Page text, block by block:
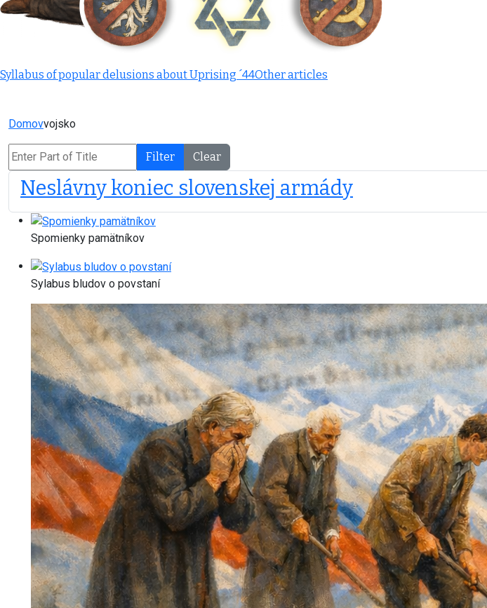
Syllabus of popular delusions about Uprising ´44Other articles
Domovvojsko
Enter Part of Title Filter Clear
Neslávny koniec slovenskej armády
Spomienky pamätníkov
Sylabus bludov o povstaní